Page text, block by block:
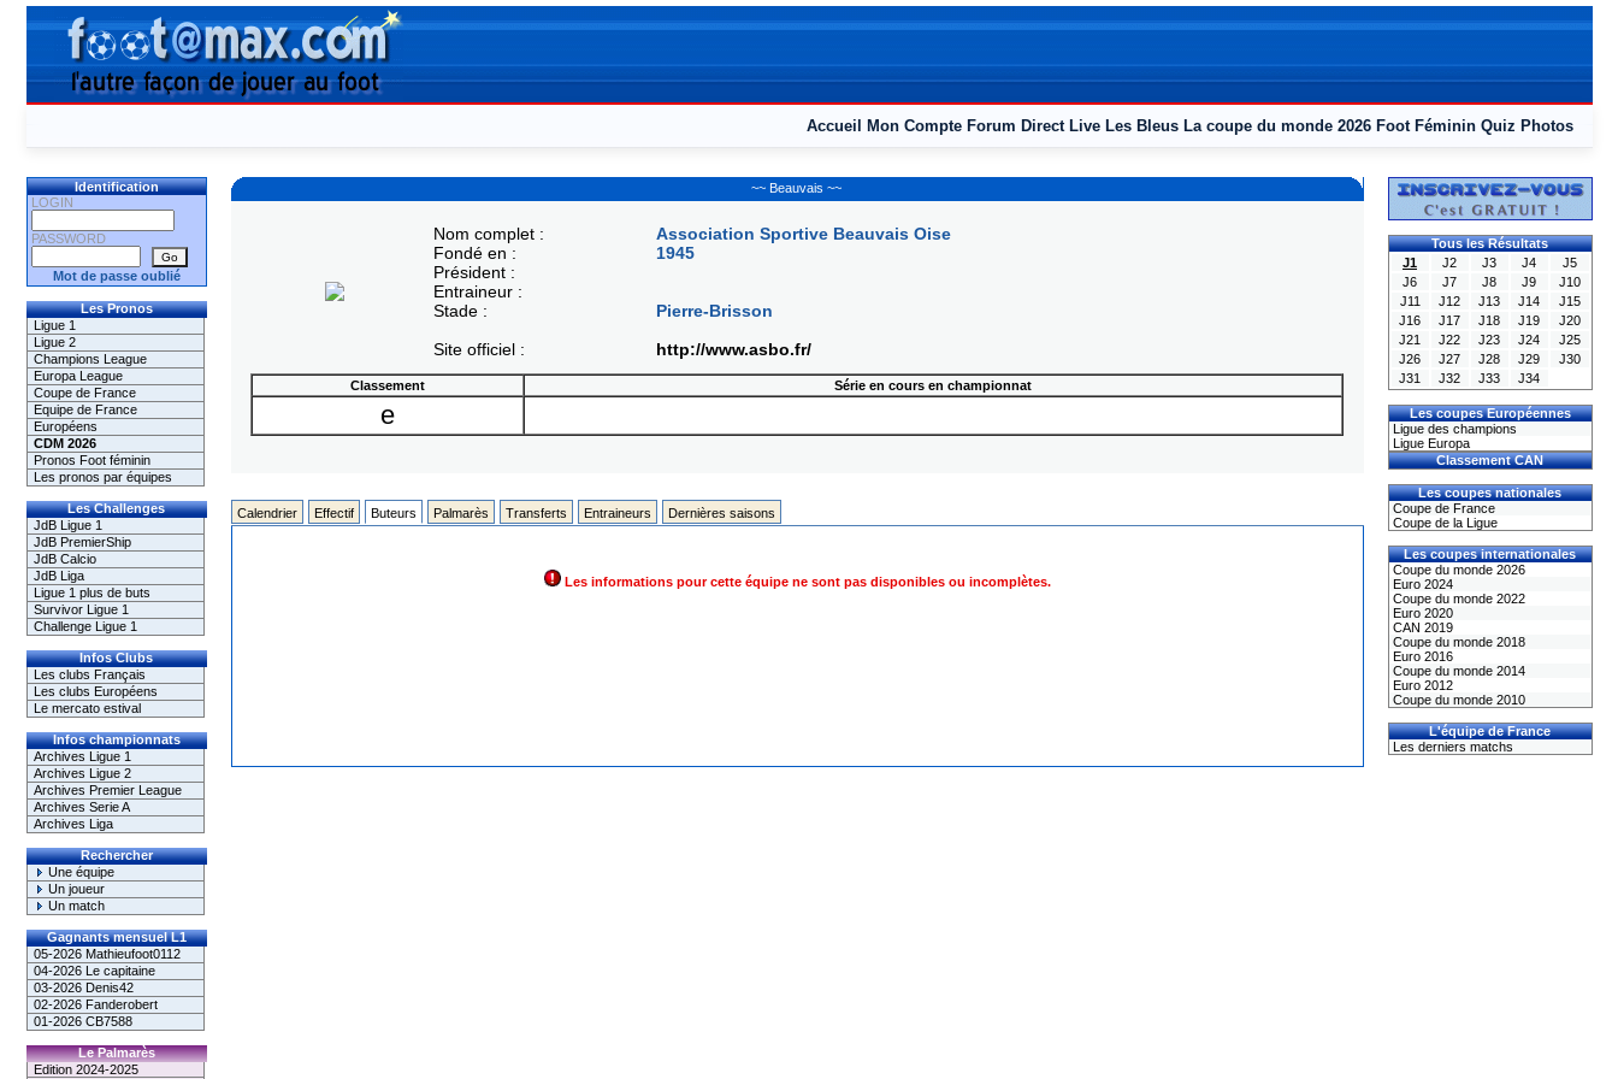
Accueil Mon Compte Forum Direct Live Les Bleus La coupe du monde 2026 Foot Féminin Quiz Photos
Identification
LOGIN
PASSWORD
Mot de passe oublié
Les Pronos
Ligue 1
Ligue 2
Champions League
Europa League
Coupe de France
Equipe de France
Européens
CDM 2026
Pronos Foot féminin
Les pronos par équipes
Les Challenges
JdB Ligue 1
JdB PremierShip
JdB Calcio
JdB Liga
Ligue 1 plus de buts
Survivor Ligue 1
Challenge Ligue 1
Infos Clubs
Les clubs Français
Les clubs Européens
Le mercato estival
Infos championnats
Archives Ligue 1
Archives Ligue 2
Archives Premier League
Archives Serie A
Archives Liga
Rechercher
Une équipe
Un joueur
Un match
Gagnants mensuel L1
05-2026 Mathieufoot0112
04-2026 Le capitaine
03-2026 Denis42
02-2026 Fanderobert
01-2026 CB7588
Le Palmarès
Edition 2024-2025
~~ Beauvais ~~
Nom complet :
Fondé en :
Président :
Entraineur :
Stade :
Site officiel :
Association Sportive Beauvais Oise
1945
Pierre-Brisson
http://www.asbo.fr/
Classement Série en cours en championnat
e
Calendrier Effectif Buteurs Palmarès Transferts Entraineurs Dernières saisons
Les informations pour cette équipe ne sont pas disponibles ou incomplètes.
Tous les Résultats
J1
J2 J3 J4
J5
J6
J7 J8 J9
J10
J11
J12 J13 J14
J15
J16
J17 J18 J19
J20
J21
J22 J23 J24
J25
J26
J27 J28 J29
J30
J31
J32 J33 J34
Les coupes Européennes
Ligue des champions
Ligue Europa
Classement CAN
Les coupes nationales
Coupe de France
Coupe de la Ligue
Les coupes internationales
Coupe du monde 2026
Euro 2024
Coupe du monde 2022
Euro 2020
CAN 2019
Coupe du monde 2018
Euro 2016
Coupe du monde 2014
Euro 2012
Coupe du monde 2010
L'équipe de France
Les derniers matchs